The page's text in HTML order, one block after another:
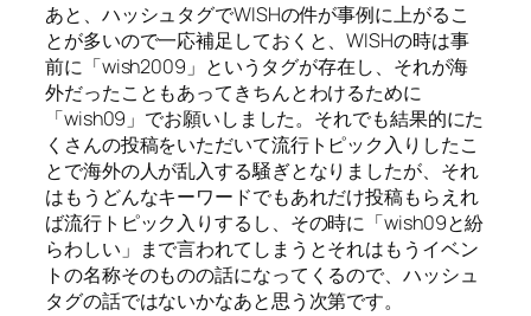
あと、ハッシュタグでWISHの件が事例に上がるこ
とが多いので一応補足しておくと、WISHの時は事
前に「wish2009」というタグが存在し、それが海
外だったこともあってきちんとわけるために
「wish09」でお願いしました。それでも結果的にた
くさんの投稿をいただいて流行トピック入りしたこ
とで海外の人が乱入する騒ぎとなりましたが、それ
はもうどんなキーワードでもあれだけ投稿もらえれ
ば流行トピック入りするし、その時に「wish09と紛
らわしい」まで言われてしまうとそれはもうイベン
トの名称そのものの話になってくるので、ハッシュ
タグの話ではないかなあと思う次第です。